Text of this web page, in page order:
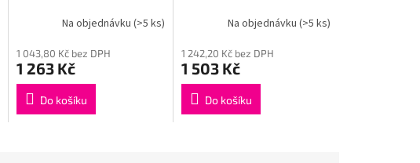
Na objednávku(>5 ks)
1 043,80 Kč bez DPH
1 263 Kč
Do košíku
Na objednávku (>5 ks)
1 242,20 Kč bez DPH
1 503 Kč
Do košíku